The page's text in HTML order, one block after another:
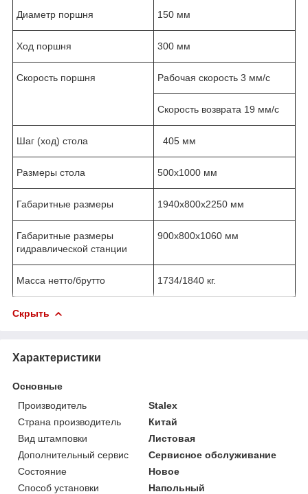
Диаметр поршня 150 мм
Ход поршня 300 мм
Скорость поршня Рабочая скорость 3 мм/с
Скорость возврата 19 мм/с
Шаг (ход) стола 405 мм
Размеры стола 500х1000 мм
Габаритные размеры 1940х800х2250 мм
Габаритные размеры
гидравлической станции
900х800х1060 мм
Масса нетто/брутто 1734/1840 кг.
Скрыть
Характеристики
Основные
Производитель
Stalex
Страна производитель
Китай
Вид штамповки
Листовая
Дополнительный сервис
Сервисное обслуживание
Состояние
Новое
Способ установки
Напольный